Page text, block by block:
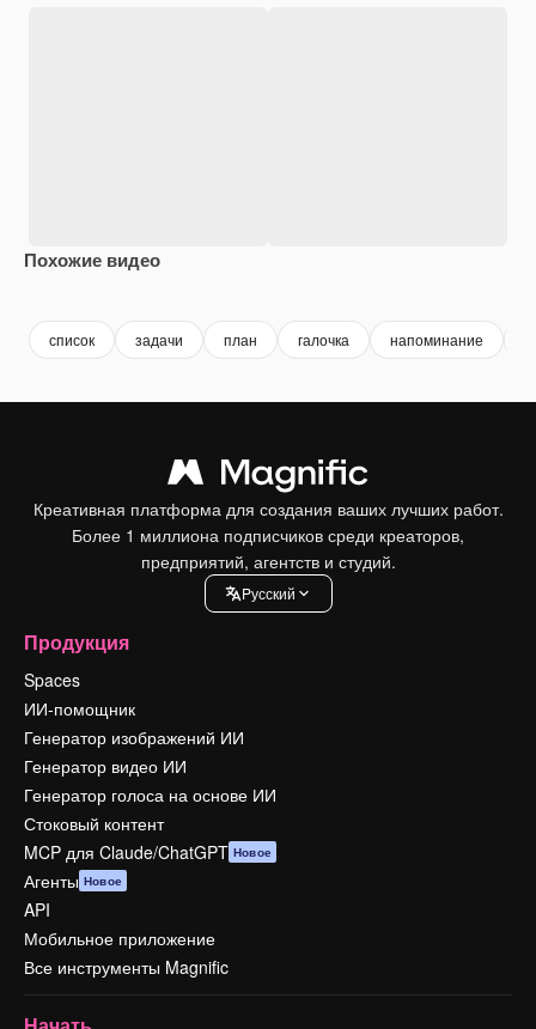
Похожие видео
список задачи план галочка напоминание
Креативная платформа для создания ваших лучших работ.
Более 1 миллиона подписчиков среди креаторов,
предприятий, агентств и студий.
Pусский
Продукция
Spaces
ИИ-помощник
Генератор изображений ИИ
Генератор видео ИИ
Генератор голоса на основе ИИ
Стоковый контент
MCP для Claude/ChatGPT Новое
Агенты Новое
API
Мобильное приложение
Все инструменты Magnific